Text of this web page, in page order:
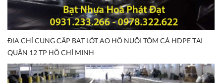
ĐỊA CHỈ CUNG CẤP BẠT LÓT AO HỒ NUÔI TÔM CÁ HDPE TẠI
QUẬN 12 TP HỒ CHÍ MINH